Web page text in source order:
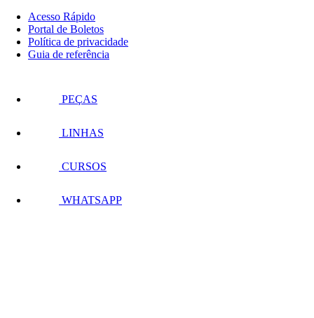
Acesso Rápido
Portal de Boletos
Política de privacidade
Guia de referência
PEÇAS
LINHAS
CURSOS
WHATSAPP